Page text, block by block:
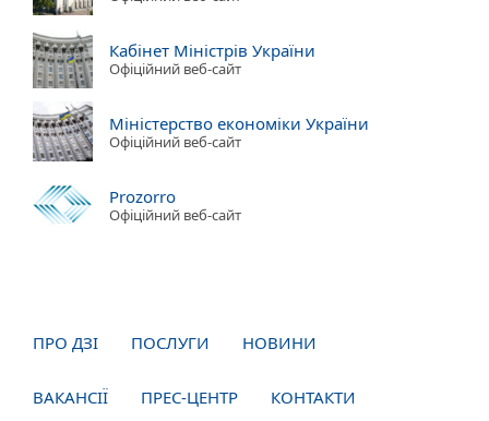
Кабінет Міністрів України
Офіційний веб-сайт
Міністерство економіки України
Офіційний веб-сайт
Prozorro
Офіційний веб-сайт
ПРО ДЗІ ПОСЛУГИ НОВИНИ
ВАКАНСІЇ ПРЕС-ЦЕНТР КОНТАКТИ